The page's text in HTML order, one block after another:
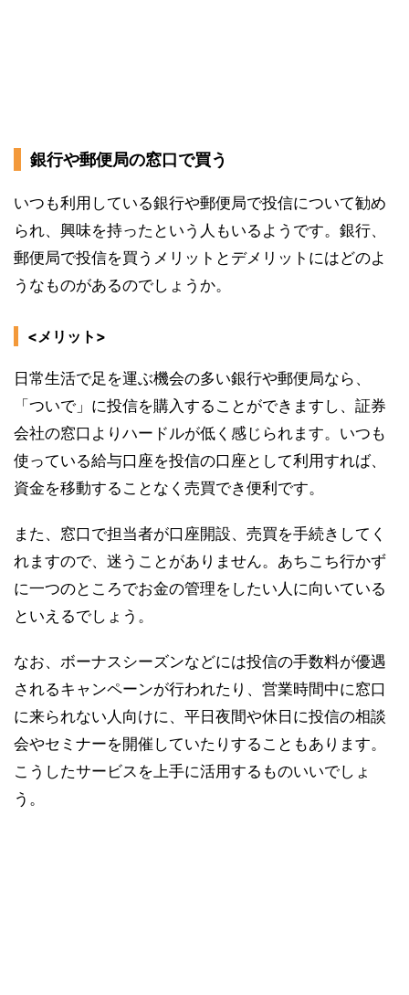
銀行や郵便局の窓口で買う
いつも利用している銀行や郵便局で投信について勧め
られ、興味を持ったという人もいるようです。銀行、
郵便局で投信を買うメリットとデメリットにはどのよ
うなものがあるのでしょうか。
<メリット>
日常生活で足を運ぶ機会の多い銀行や郵便局なら、
「ついで」に投信を購入することができますし、証券
会社の窓口よりハードルが低く感じられます。いつも
使っている給与口座を投信の口座として利用すれば、
資金を移動することなく売買でき便利です。
また、窓口で担当者が口座開設、売買を手続きしてく
れますので、迷うことがありません。あちこち行かず
に一つのところでお金の管理をしたい人に向いている
といえるでしょう。
なお、ボーナスシーズンなどには投信の手数料が優遇
されるキャンペーンが行われたり、営業時間中に窓口
に来られない人向けに、平日夜間や休日に投信の相談
会やセミナーを開催していたりすることもあります。
こうしたサービスを上手に活用するものいいでしょ
う。